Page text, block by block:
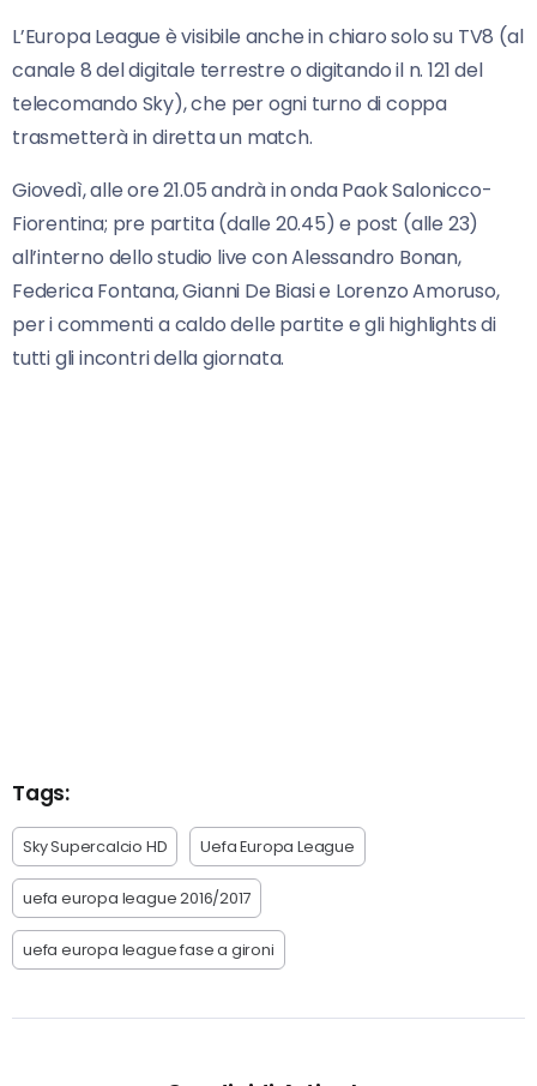
L’Europa League è visibile anche in chiaro solo su TV8 (al
canale 8 del digitale terrestre o digitando il n. 121 del
telecomando Sky), che per ogni turno di coppa
trasmetterà in diretta un match.
Giovedì, alle ore 21.05 andrà in onda Paok Salonicco-
Fiorentina; pre partita (dalle 20.45) e post (alle 23)
all’interno dello studio live con Alessandro Bonan,
Federica Fontana, Gianni De Biasi e Lorenzo Amoruso,
per i commenti a caldo delle partite e gli highlights di
tutti gli incontri della giornata.
Tags:
Sky Supercalcio HD Uefa Europa League
uefa europa league 2016/2017
uefa europa league fase a gironi